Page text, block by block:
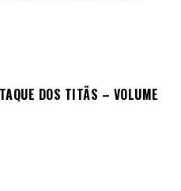
DOS TITÃS – VOLUME